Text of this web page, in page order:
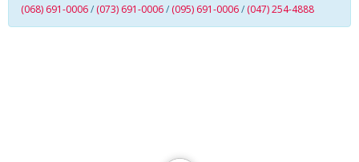
(068) 691-0006/ (073) 691-0006/ (095) 691-0006/ (047) 254-4888